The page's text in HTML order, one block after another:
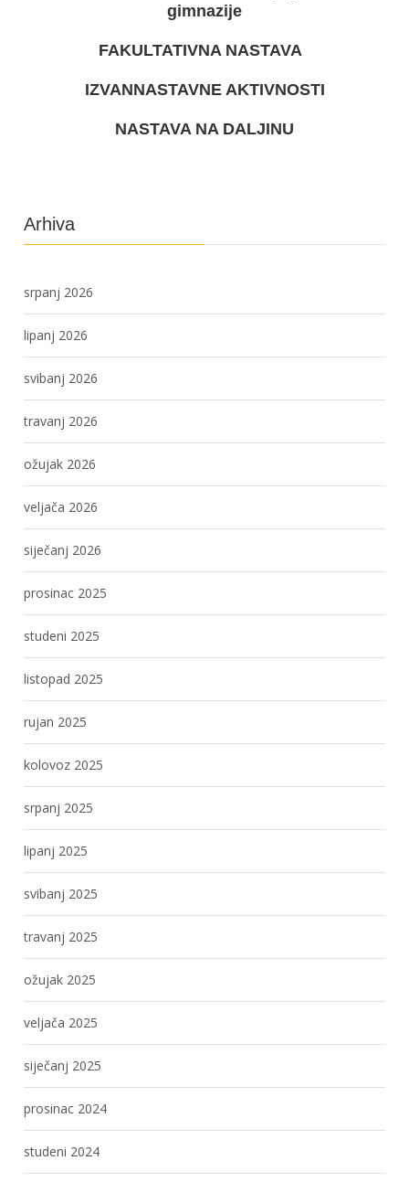
gimnazije
FAKULTATIVNA NASTAVA
IZVANNASTAVNE AKTIVNOSTI
NASTAVA NA DALJINU
Arhiva
srpanj 2026
lipanj 2026
svibanj 2026
travanj 2026
ožujak 2026
veljača 2026
siječanj 2026
prosinac 2025
studeni 2025
listopad 2025
rujan 2025
kolovoz 2025
srpanj 2025
lipanj 2025
svibanj 2025
travanj 2025
ožujak 2025
veljača 2025
siječanj 2025
prosinac 2024
studeni 2024